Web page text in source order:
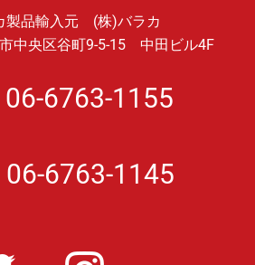
製品輸入元 (株)バラカ
中央区谷町9-5-15 中田ビル4F
06-6763-1155
06-6763-1145